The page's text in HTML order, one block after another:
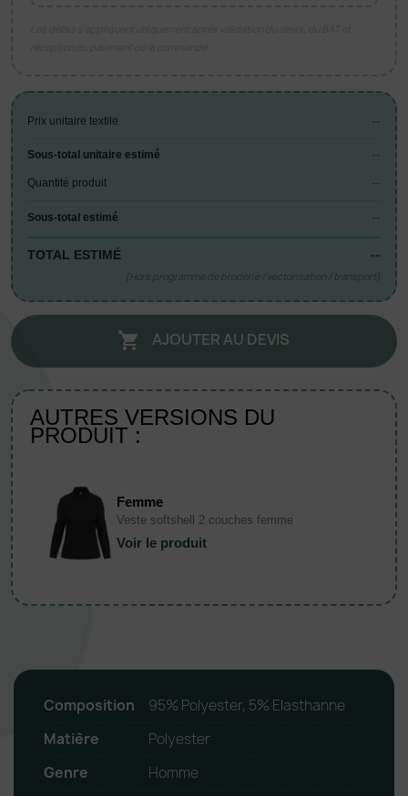
Prix unitaire textile --
Sous-total unitaire estimé --
Quantité produit --
Sous-total estimé --
TOTAL ESTIMÉ --
(Hors programme de broderie / vectorisation / transport)
 AJOUTER AU DEVIS
AUTRES VERSIONS DU
PRODUIT :
Femme
Veste softshell 2 couches femme
Voir le produit
Composition
95% Polyester, 5% Elasthanne
Matière
Polyester
Genre
Homme